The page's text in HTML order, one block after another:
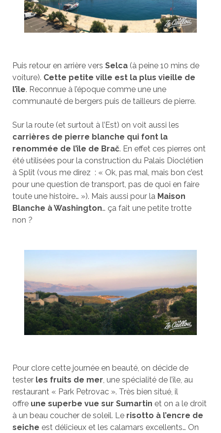
Puis retour en arrière vers Selca(à peine 10 mins de
voiture). Cette petite ville est la plus vieille de
l’île. Reconnue à l’époque comme une une
communauté de bergers puis de tailleurs de pierre.
Sur la route (et surtout à l’Est) on voit aussi les
carrières de pierre blanche qui font la
renommée de l’île de Brač. En effet ces pierres ont
été utilisées pour la construction du Palais Dioclétien
à Split (vous me direz : « Ok, pas mal, mais bon c’est
pour une question de transport, pas de quoi en faire
toute une histoire… »). Mais aussi pour la Maison
Blanche à Washington… ça fait une petite trotte
non ?
Pour clore cette journée en beauté, on décide de
tester les fruits de mer, une spécialité de l’île, au
restaurant « Park Petrovac ». Très bien situé, il
offre une superbe vue sur Sumartin et on a le droit
à un beau coucher de soleil. Le risotto à l’encre de
seiche est délicieux et les calamars excellents… On